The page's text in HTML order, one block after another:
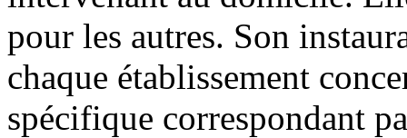
pour les autres. Son
chaque établissement
spécifique correspondant